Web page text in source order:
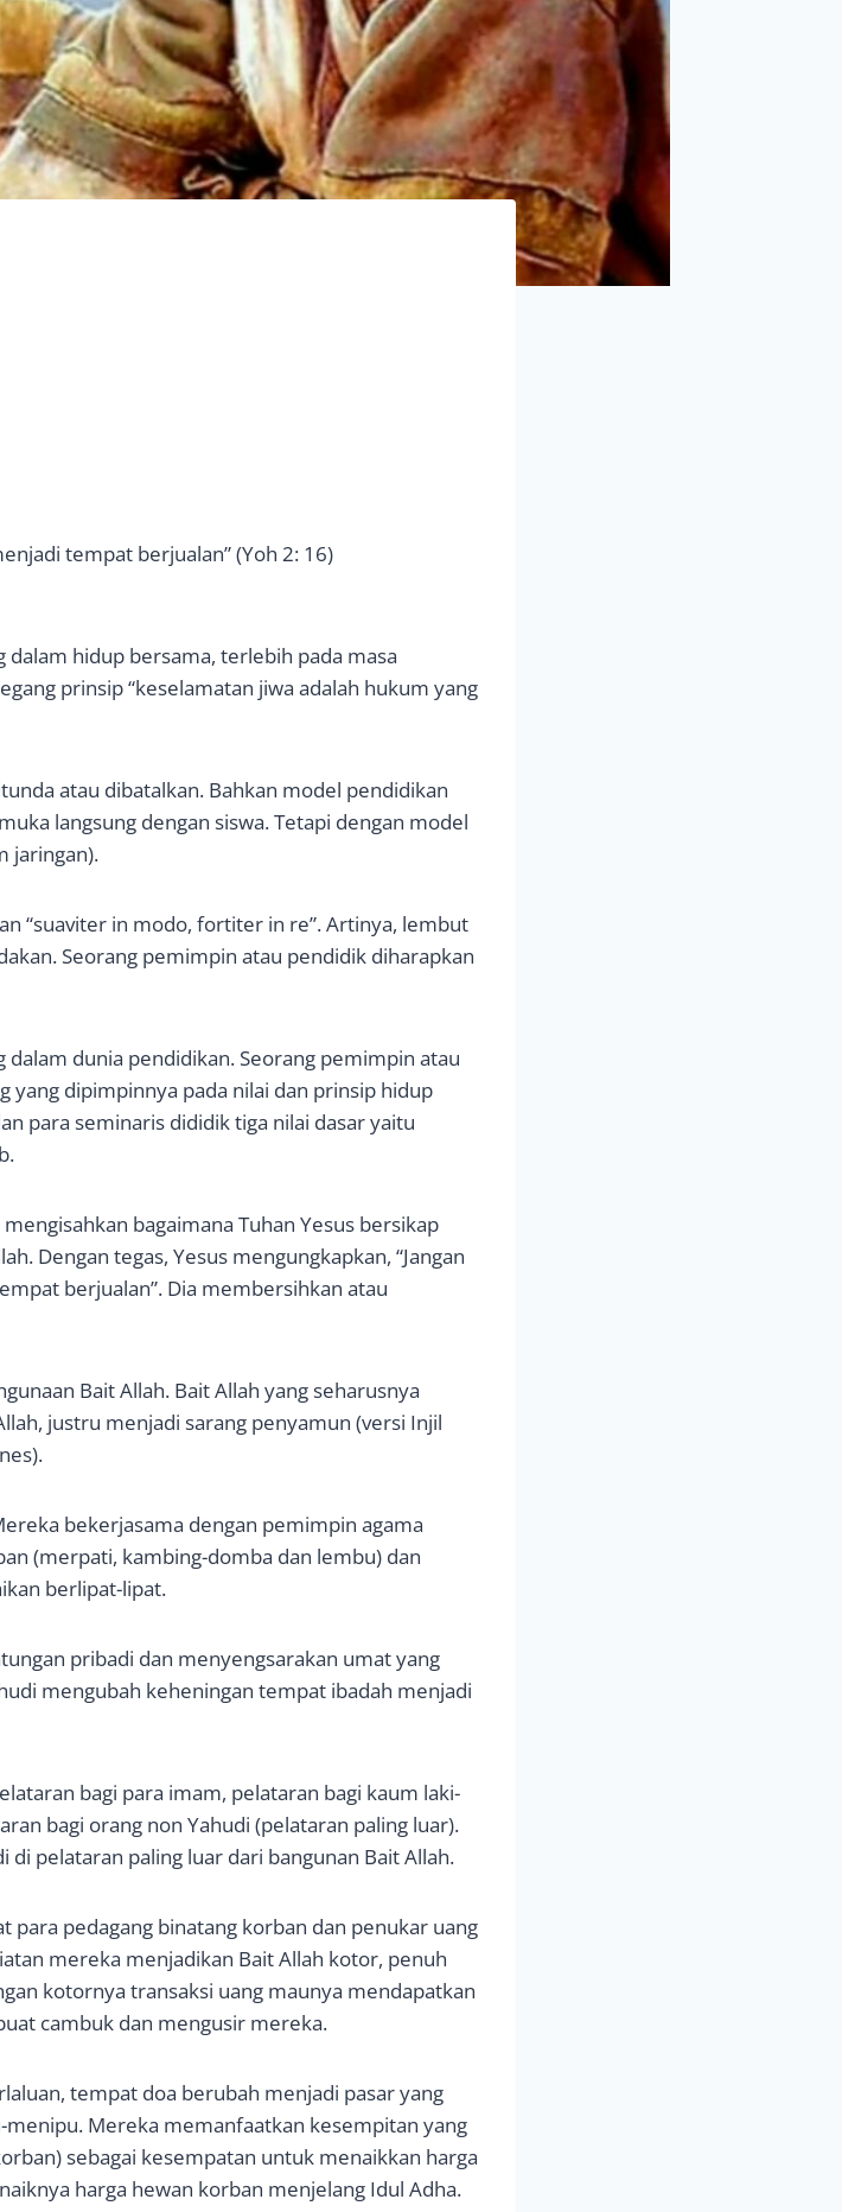
tempat berjualan” (Yoh 2: 16)
hidup bersama, terlebih pada masa
prinsip “keselamatan jiwa adalah hukum yang
atau dibatalkan. Bahkan model pendidikan
langsung dengan siswa. Tetapi dengan model
jaringan).
“suaviter in modo, fortiter in re”. Artinya, lembut
Seorang pemimpin atau pendidik diharapkan
dunia pendidikan. Seorang pemimpin atau
yang dipimpinnya pada nilai dan prinsip hidup
para seminaris dididik tiga nilai dasar yaitu
bagaimana Tuhan Yesus bersikap
Dengan tegas, Yesus mengungkapkan, “Jangan
berjualan”. Dia membersihkan atau
Bait Allah. Bait Allah yang seharusnya
justru menjadi sarang penyamun (versi Injil
bekerjasama dengan pemimpin agama
(merpati, kambing-domba dan lembu) dan
berlipat-lipat.
pribadi dan menyengsarakan umat yang
mengubah keheningan tempat ibadah menjadi
bagi para imam, pelataran bagi kaum laki-
bagi orang non Yahudi (pelataran paling luar).
pelataran paling luar dari bangunan Bait Allah.
para pedagang binatang korban dan penukar uang
mereka menjadikan Bait Allah kotor, penuh
kotornya transaksi uang maunya mendapatkan
cambuk dan mengusir mereka.
tempat doa berubah menjadi pasar yang
Mereka memanfaatkan kesempitan yang
sebagai kesempatan untuk menaikkan harga
harga hewan korban menjelang Idul Adha.